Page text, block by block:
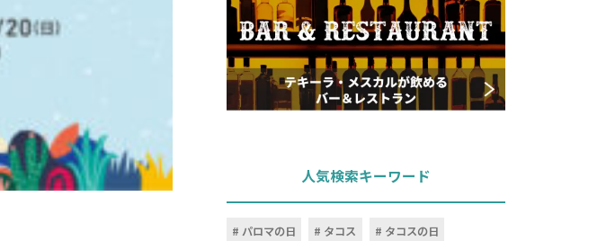
人気検索キーワード
パロマの日 タコス
タコスの日